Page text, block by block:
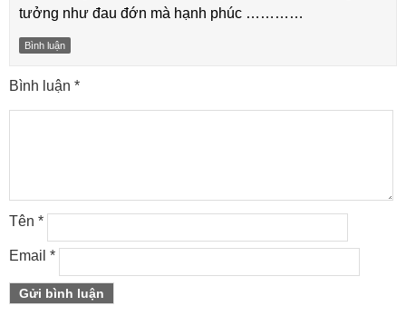
tưởng như đau đớn mà hạnh phúc …………
Bình luận
Bình luận *
Tên *
Email *